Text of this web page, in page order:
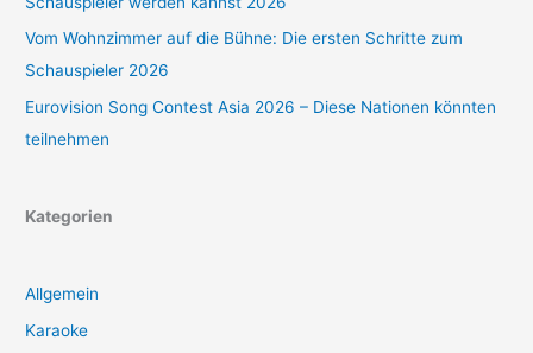
Vom Wohnzimmer auf die Bühne: Die ersten Schritte zum
Schauspieler 2026
Eurovision Song Contest Asia 2026 – Diese Nationen könnten
teilnehmen
Kategorien
Allgemein
Karaoke